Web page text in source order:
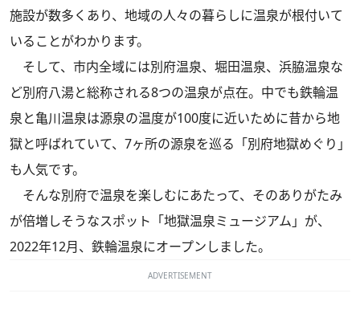
施設が数多くあり、地域の人々の暮らしに温泉が根付いて
いることがわかります。
そして、市内全域には別府温泉、堀田温泉、浜脇温泉な
ど別府八湯と総称される8つの温泉が点在。中でも鉄輪温
泉と亀川温泉は源泉の温度が100度に近いために昔から地
獄と呼ばれていて、7ヶ所の源泉を巡る「別府地獄めぐり」
も人気です。
そんな別府で温泉を楽しむにあたって、そのありがたみ
が倍増しそうなスポット「地獄温泉ミュージアム」が、
2022年12月、鉄輪温泉にオープンしました。
ADVERTISEMENT